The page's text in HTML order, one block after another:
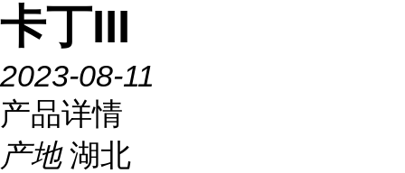
卡丁III
2023-08-11
产品详情
产地 湖北